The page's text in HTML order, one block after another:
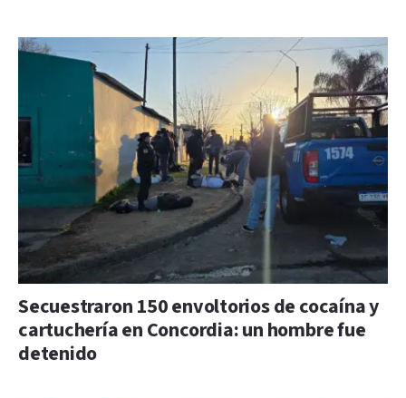
Secuestraron 150 envoltorios de cocaína y
cartuchería en Concordia: un hombre fue
detenido